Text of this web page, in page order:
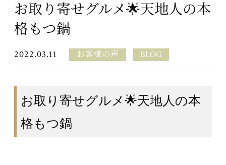
お取り寄せグルメ🌟天地人の本
格もつ鍋
2022.03.11 お客様の声 BLOG
お取り寄せグルメ🌟天地人の本
格もつ鍋